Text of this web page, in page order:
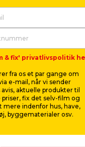
og
og kræver
finder
benytter
termostat og
temperatur i
Køb
& fix' privatlivspolitik
fra os et par gange om
e-mail, når vi sender
aktuelle produkter til
priser, fix det selv-film og
mere indenfor hus, have,
byggematerialer osv.